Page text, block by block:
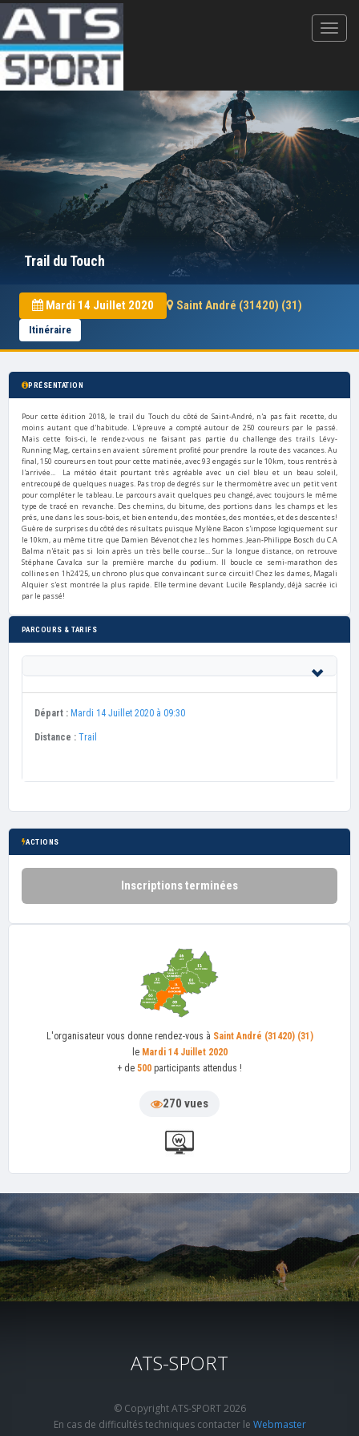
Trail du Touch
Mardi 14 Juillet 2020 Saint André (31420) (31)
Itinéraire
PRÉSENTATION
Pour cette édition 2018, le trail du Touch du côté de Saint-André, n'a pas fait recette, du
moins autant que d'habitude. L'épreuve a compté autour de 250 coureurs par le passé.
Mais cette fois-ci, le rendez-vous ne faisant pas partie du challenge des trails Lévy-
Running Mag, certains en avaient sûrement profité pour prendre la route des vacances. Au
final, 150 coureurs en tout pour cette matinée, avec 93 engagés sur le 10km, tous rentrés à
l'arrivée... La météo était pourtant très agréable avec un ciel bleu et un beau soleil,
entrecoupé de quelques nuages. Pas trop de degrés sur le thermomètre avec un petit vent
pour compléter le tableau. Le parcours avait quelques peu changé, avec toujours le même
type de tracé en revanche. Des chemins, du bitume, des portions dans les champs et les
prés, une dans les sous-bois, et bien entendu, des montées, des montées, et des descentes!
Guère de surprises du côté des résultats puisque Mylène Bacon s'impose logiquement sur
le 10km, au même titre que Damien Bévenot chez les hommes. Jean-Philippe Bosch du C.A
Balma n'était pas si loin après un très belle course... Sur la longue distance, on retrouve
Stéphane Cavalca sur la première marche du podium. Il boucle ce semi-marathon des
collines en 1h24'25, un chrono plus que convaincant sur ce circuit! Chez les dames, Magali
Alquier s'est montrée la plus rapide. Elle termine devant Lucile Resplandy, déjà sacrée ici
par le passé!
PARCOURS & TARIFS
Départ : Mardi 14 Juillet 2020 à 09:30
Distance : Trail
ACTIONS
Inscriptions terminées
L'organisateur vous donne rendez-vous à Saint André (31420) (31)
le Mardi 14 Juillet 2020
+ de 500 participants attendus !
270 vues
ATS-SPORT
© Copyright ATS-SPORT 2026
En cas de difficultés techniques contacter le Webmaster